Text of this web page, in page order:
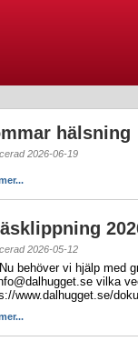
hälsning
2026-06-19
2026-05-12
behöver vi hjälp med
vilka
www.dalhugget.se/